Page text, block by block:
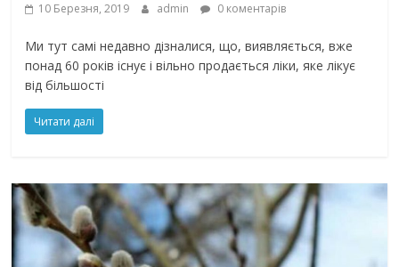
10 Березня, 2019 admin 0 коментарів
Ми тут самі недавно дізналися, що, виявляється, вже
понад 60 років існує і вільно продається ліки, яке лікує
від більшості
Читати далі